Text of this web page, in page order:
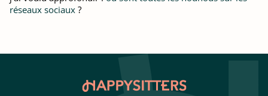
réseaux sociaux ?